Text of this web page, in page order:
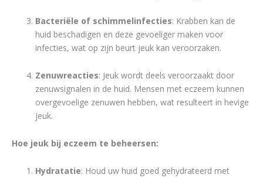
Bacteriële of schimmelinfecties: Krabben kan de
huid beschadigen en deze gevoeliger maken voor
infecties, wat op zijn beurt jeuk kan veroorzaken.
Zenuwreacties: Jeuk wordt deels veroorzaakt door
zenuwsignalen in de huid. Mensen met eczeem kunnen
overgevoelige zenuwen hebben, wat resulteert in hevige
jeuk.
Hoe jeuk bij eczeem te beheersen:
Hydratatie: Houd uw huid goed gehydrateerd met